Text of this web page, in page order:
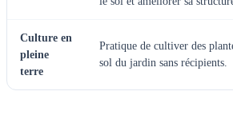
Culture en
pleine
terre
Pratique de cultiver des
sol du jardin sans récipients.